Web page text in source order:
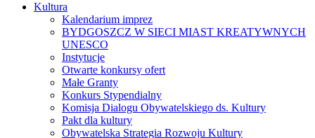
Kultura
Kalendarium imprez
BYDGOSZCZ W SIECI MIAST KREATYWNYCH
UNESCO
Instytucje
Otwarte konkursy ofert
Małe Granty
Konkurs Stypendialny
Komisja Dialogu Obywatelskiego ds. Kultury
Pakt dla kultury
Obywatelska Strategia Rozwoju Kultury